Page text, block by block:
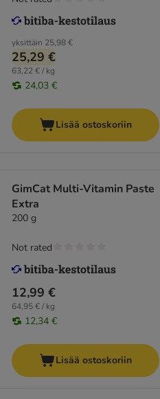
yksittäin 25,98 €
25,29 €
63,22 € / kg
24,03 €
Lisää ostoskoriin
GimCat Multi-Vitamin Paste
Extra
200 g
12,99 €
64,95 € / kg
12,34 €
Not rated
Lisää ostoskoriin